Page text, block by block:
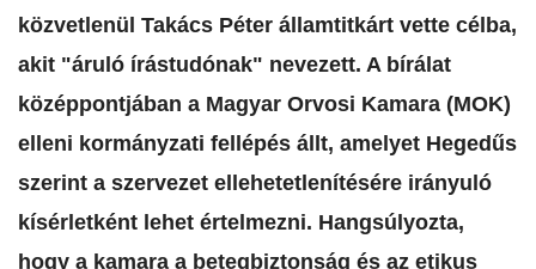
közvetlenül Takács Péter államtitkárt vette célba,
akit "áruló írástudónak" nevezett. A bírálat
középpontjában a Magyar Orvosi Kamara (MOK)
elleni kormányzati fellépés állt, amelyet Hegedűs
szerint a szervezet ellehetetlenítésére irányuló
kísérletként lehet értelmezni. Hangsúlyozta,
hogy a kamara a betegbiztonság és az etikus